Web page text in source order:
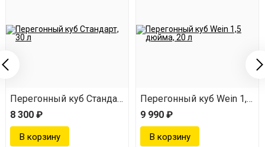
производит замер температуры прямо в паровой
контролем.
Удобный и прочный хомут, соединяющий крышку
с самой ёмкостью.
+ PRO 2 дюйма, 37 л
Перегонный куб Стандарт, 30 л
8 300 ₽
Перегонный куб Wein 1,5
9 990 ₽